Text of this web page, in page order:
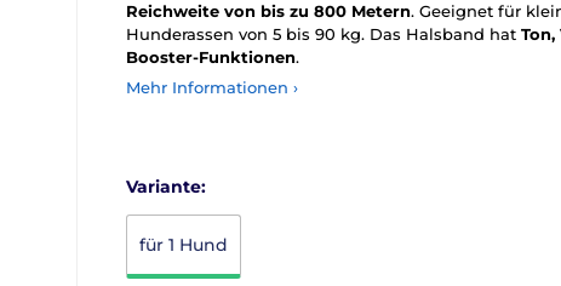
Reichweite von bis zu 800 Metern. Geeignet für
Hunderassen von 5 bis 90 kg. Das Halsband hat
Booster-Funktionen.
Mehr Informationen ›
Variante:
für 1 Hund